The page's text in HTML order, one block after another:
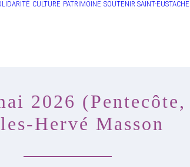
CULTURE PATRIMOINE SOUTENIR SAINT-EUSTACHE
2026
Hervé Masson